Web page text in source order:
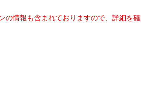
の情報も含まれておりますので、詳細を確